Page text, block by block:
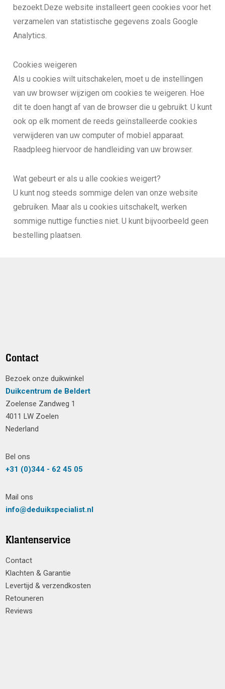
bezoekt.Deze website installeert geen cookies voor het
verzamelen van statistische gegevens zoals Google
Analytics.
Cookies weigeren
Als u cookies wilt uitschakelen, moet u de instellingen
van uw browser wijzigen om cookies te weigeren. Hoe
dit te doen hangt af van de browser die u gebruikt. U kunt
ook op elk moment de reeds geïnstalleerde cookies
verwijderen van uw computer of mobiel apparaat.
Raadpleeg hiervoor de handleiding van uw browser.
Wat gebeurt er als u alle cookies weigert?
U kunt nog steeds sommige delen van onze website
gebruiken. Maar als u cookies uitschakelt, werken
sommige nuttige functies niet. U kunt bijvoorbeeld geen
bestelling plaatsen.
Contact
Bezoek onze duikwinkel
Duikcentrum de Beldert
Zoelense Zandweg 1
4011 LW Zoelen
Nederland
Bel ons
+31 (0)344 - 62 45 05
Mail ons
info@deduikspecialist.nl
Klantenservice
Contact
Klachten & Garantie
Levertijd & verzendkosten
Retouneren
Reviews